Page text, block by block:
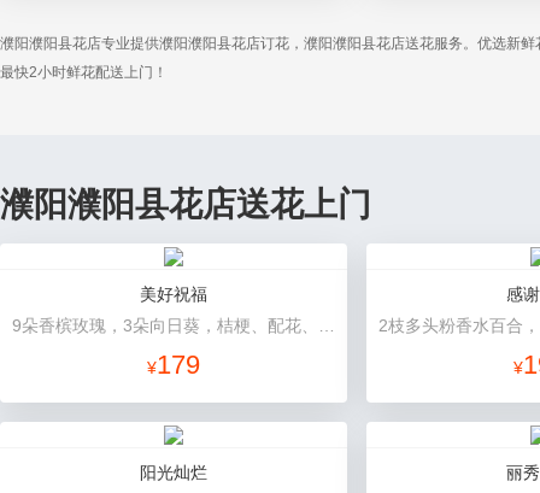
濮阳濮阳县花店专业提供濮阳濮阳县花店订花，濮阳濮阳县花店送花服务。优选新
最快2小时鲜花配送上门！
濮阳濮阳县花店送花上门
美好祝福
¥179
感
¥
阳光灿烂
丽